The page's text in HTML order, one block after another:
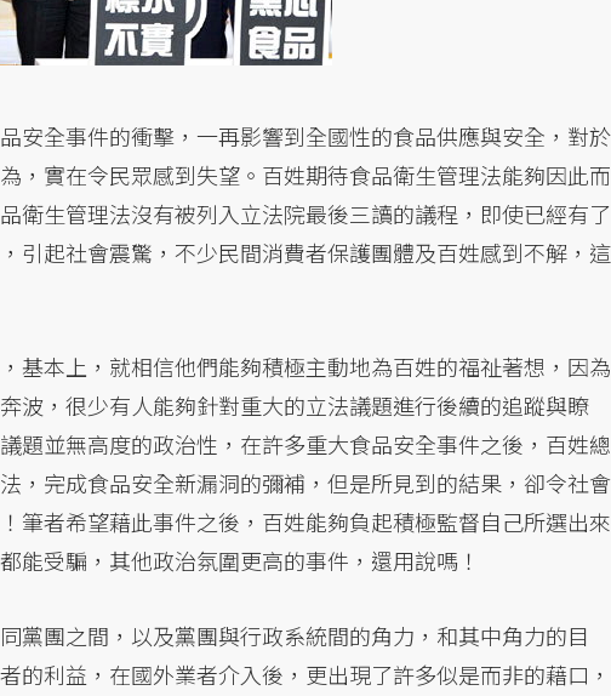
安全事件的衝擊，一再影響到全國性的食品供應與安全，對於
，實在令民眾感到失望。百姓期待食品衛生管理法能夠因此而
衛生管理法沒有被列入立法院最後三讀的議程，即使已經有了
引起社會震驚，不少民間消費者保護團體及百姓感到不解，這
基本上，就相信他們能夠積極主動地為百姓的福祉著想，因為
波，很少有人能夠針對重大的立法議題進行後續的追蹤與瞭
題並無高度的政治性，在許多重大食品安全事件之後，百姓總
，完成食品安全新漏洞的彌補，但是所見到的結果，卻令社會
筆者希望藉此事件之後，百姓能夠負起積極監督自己所選出來
能受騙，其他政治氛圍更高的事件，還用說嗎！
黨團之間，以及黨團與行政系統間的角力，和其中角力的目
的利益，在國外業者介入後，更出現了許多似是而非的藉口，